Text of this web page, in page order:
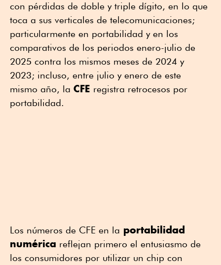
con pérdidas de doble y triple dígito, en lo que
toca a sus verticales de telecomunicaciones;
particularmente en portabilidad y en los
comparativos de los periodos enero-julio de
2025 contra los mismos meses de 2024 y
2023; incluso, entre julio y enero de este
mismo año, la CFE registra retrocesos por
portabilidad.
Los números de CFE en la portabilidad
numérica reflejan primero el entusiasmo de
los consumidores por utilizar un chip con